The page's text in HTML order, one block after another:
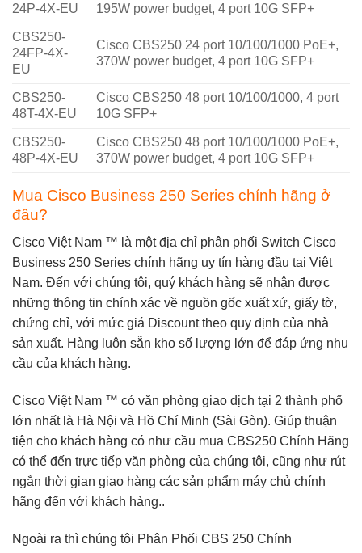
24P-4X-EU
195W power budget, 4 port 10G SFP+
CBS250-
24FP-4X-
EU
Cisco CBS250 24 port 10/100/1000 PoE+,
370W power budget, 4 port 10G SFP+
CBS250-
48T-4X-EU
Cisco CBS250 48 port 10/100/1000, 4 port
10G SFP+
CBS250-
48P-4X-EU
Cisco CBS250 48 port 10/100/1000 PoE+,
370W power budget, 4 port 10G SFP+
Mua Cisco Business 250 Series chính hãng ở
đâu?
Cisco Việt Nam ™ là một địa chỉ phân phối Switch Cisco
Business 250 Series chính hãng uy tín hàng đầu tại Việt
Nam. Đến với chúng tôi, quý khách hàng sẽ nhận được
những thông tin chính xác về nguồn gốc xuất xứ, giấy tờ,
chứng chỉ, với mức giá Discount theo quy định của nhà
sản xuất. Hàng luôn sẵn kho số lượng lớn để đáp ứng nhu
cầu của khách hàng.
Cisco Việt Nam ™ có văn phòng giao dịch tại 2 thành phố
lớn nhất là Hà Nội và Hồ Chí Minh (Sài Gòn). Giúp thuận
tiện cho khách hàng có như cầu mua CBS250 Chính Hãng
có thể đến trực tiếp văn phòng của chúng tôi, cũng như rút
ngắn thời gian giao hàng các sản phẩm máy chủ chính
hãng đến với khách hàng..
Ngoài ra thì chúng tôi Phân Phối CBS 250 Chính